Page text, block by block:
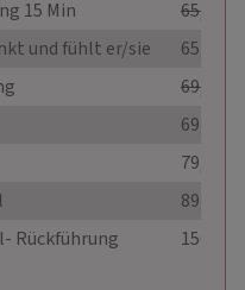
15 Min 65,00 €
und fühlt er/sie
65,90 €
69,00 €
69,00 €
79,00 €
89,00 €
Rückführung
150,00 €